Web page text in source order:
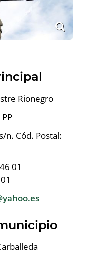
Rionegro
PP
n. Cód. Postal:
01